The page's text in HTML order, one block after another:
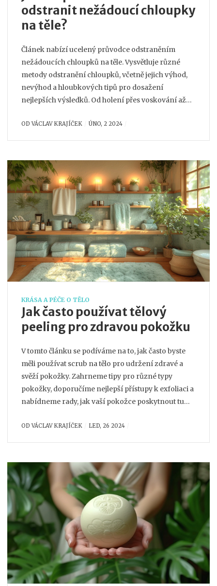
odstranit nežádoucí chloupky
na těle?
Článek nabízí ucelený průvodce odstraněním
nežádoucích chloupků na těle. Vysvětluje různé
metody odstranění chloupků, včetně jejich výhod,
nevýhod a hloubkových tipů pro dosažení
nejlepších výsledků. Od holení přes voskování až
téma, jak správně pečovat o pokožku po odstranění
ODVÁCLAV KRAJÍČEK ÚNO, 2 2024
KRÁSA A PÉČE O TĚLO
Jak často používat tělový
peeling pro zdravou pokožku
V tomto článku se podíváme na to, jak často byste
měli používat scrub na tělo pro udržení zdravé a
svěží pokožky. Zahrneme tipy pro různé typy
pokožky, doporučíme nejlepší přístupy k exfoliaci a
nabídneme rady, jak vaší pokožce poskytnout tu
zajímavých faktů o významu exfoliace a jejích
ODVÁCLAV KRAJÍČEK LED, 26 2024